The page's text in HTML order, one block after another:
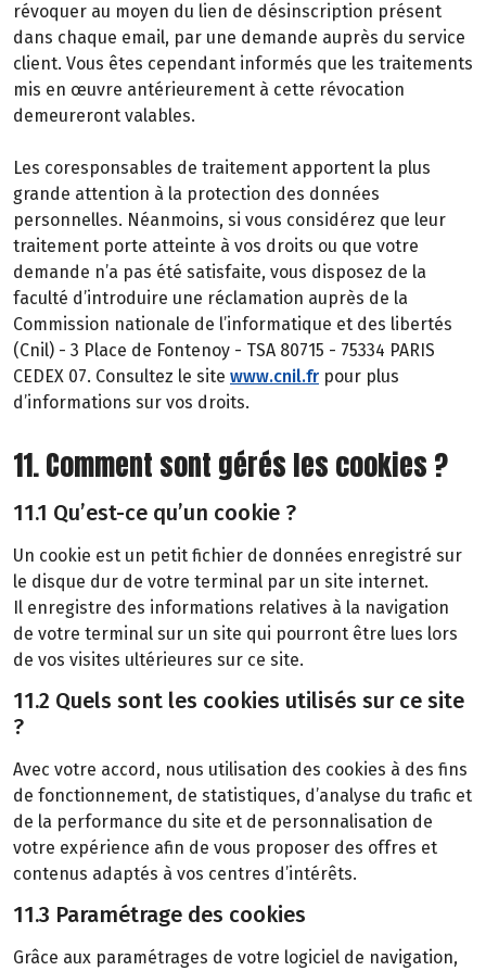
révoquer au moyen du lien de désinscription présent
dans chaque email, par une demande auprès du service
client. Vous êtes cependant informés que les traitements
mis en œuvre antérieurement à cette révocation
demeureront valables.
Les coresponsables de traitement apportent la plus
grande attention à la protection des données
personnelles. Néanmoins, si vous considérez que leur
traitement porte atteinte à vos droits ou que votre
demande n’a pas été satisfaite, vous disposez de la
faculté d’introduire une réclamation auprès de la
Commission nationale de l’informatique et des libertés
(Cnil) - 3 Place de Fontenoy - TSA 80715 - 75334 PARIS
CEDEX 07. Consultez le site www.cnil.fr pour plus
d’informations sur vos droits.
11. Comment sont gérés les cookies ?
11.1 Qu’est-ce qu’un cookie ?
Un cookie est un petit fichier de données enregistré sur
le disque dur de votre terminal par un site internet.
Il enregistre des informations relatives à la navigation
de votre terminal sur un site qui pourront être lues lors
de vos visites ultérieures sur ce site.
11.2 Quels sont les cookies utilisés sur ce site
?
Avec votre accord, nous utilisation des cookies à des fins
de fonctionnement, de statistiques, d’analyse du trafic et
de la performance du site et de personnalisation de
votre expérience afin de vous proposer des offres et
contenus adaptés à vos centres d’intérêts.
11.3 Paramétrage des cookies
Grâce aux paramétrages de votre logiciel de navigation,